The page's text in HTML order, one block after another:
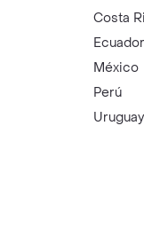
Costa
Ecuador
México
Perú
Uruguay